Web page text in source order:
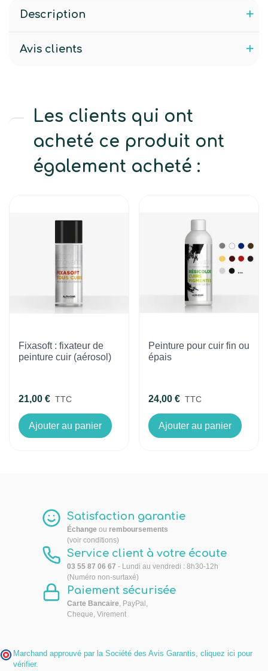
Description
Avis clients
Les clients qui ont
acheté ce produit ont
également acheté :
Fixasoft : fixateur de
peinture cuir (aérosol)
21,00 € TTC
Ajouter au panier
Peinture pour cuir fin ou
épais
24,00 € TTC
Ajouter au panier
Satisfaction garantie
Échange ou remboursements
(voir conditions)
Service client à votre écoute
03 55 87 06 67 - Lundi au vendredi : 8h30-12h
(Numéro non-surtaxé)
Paiement sécurisée
Carte Bancaire, PayPal,
Cheque, Virement
Marchand approuvé par la Société des Avis Garantis, cliquez ici pour
vérifier.